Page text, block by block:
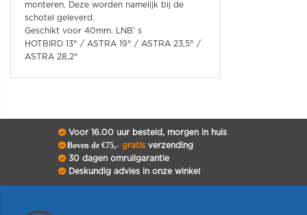
monteren. Deze worden namelijk bij de
schotel geleverd.
Geschikt voor 40mm. LNB' s
HOTBIRD 13° / ASTRA 19° / ASTRA 23,5° /
ASTRA 28,2°
Voor 16.00 uur besteld, morgen in huis
Boven de €75,- gratisverzending
30 dagen omruilgarantie
Deskundig advies in onze winkel